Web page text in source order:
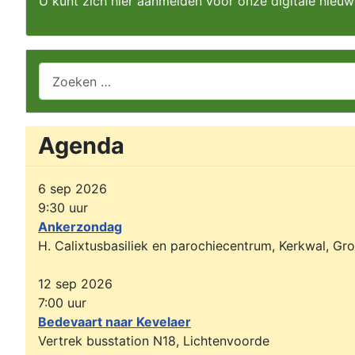
Agenda
6 sep 2026
9:30 uur
Ankerzondag
H. Calixtusbasiliek en parochiecentrum, Kerkwal,
12 sep 2026
7:00 uur
Bedevaart naar Kevelaer
Vertrek busstation N18, Lichtenvoorde